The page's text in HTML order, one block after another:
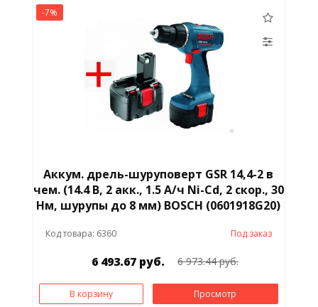
-7%
Аккум. дрель-шуруповерт GSR 14,4-2 в
чем. (14.4 В, 2 акк., 1.5 А/ч Ni-Cd, 2 скор., 30
Нм, шурупы до 8 мм) BOSCH (0601918G20)
Код товара: 6360 Под заказ
6 493.67 руб. 6 973.44 руб.
В корзину Просмотр